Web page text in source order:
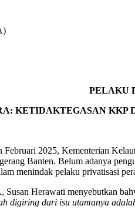
PELAKU
KETIDAKTEGASAN KKP
Februari 2025, Kementerian
Banten. Belum adanya
menindak pelaku privatisasi
Herawati menyebutkan
digiring dari isu utamanya